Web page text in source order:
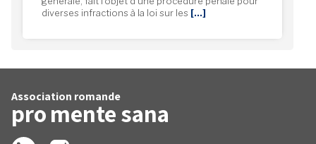
diverses infractions à la loi sur les […]
Association romande
promentesana